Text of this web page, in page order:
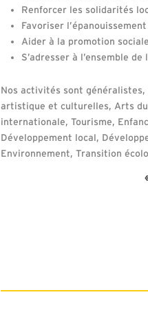
Renforcer les solidarités
Favoriser
Aider à la promotion
S’adresser à l’ensemble
Nos activités sont
artistique et culturelles, Arts
internationale, Tourisme,
Développement local,
Environnement, Transition